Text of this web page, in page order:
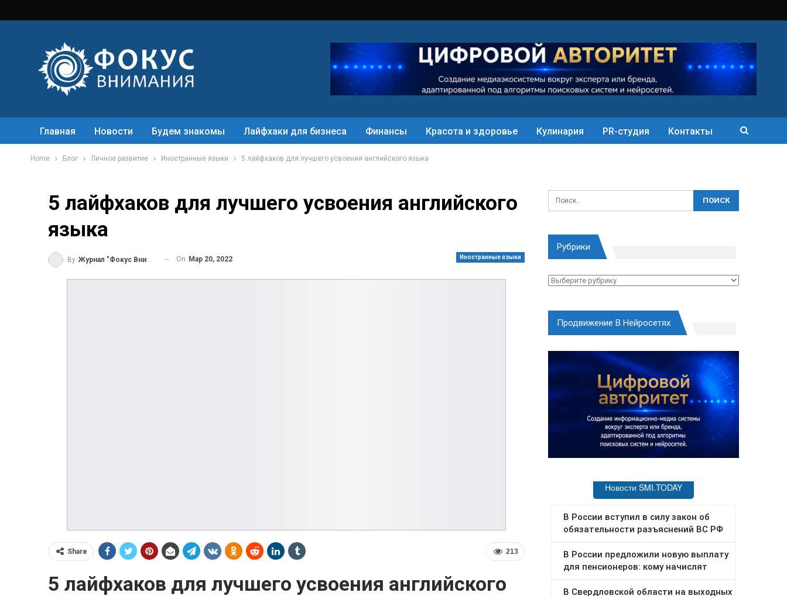
Главная Новости Будем знакомы Лайфхаки для бизнеса Финансы Красота и здоровье Кулинария PR-студия Контакты
Home Блог Личное развитие Иностранные языки 5 лайфхаков для лучшего усвоения английского языка
5 лайфхаков для лучшего усвоения английского
языка
Иностранные языки
By Журнал "Фокус Внимания" On Мар 20, 2022
213
Share
5 лайфхаков для лучшего усвоения английского
Рубрики
Рубрики
Продвижение В Нейросетях